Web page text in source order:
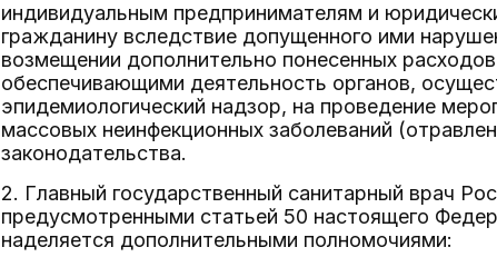
индивидуальным предпринимателям и
гражданину вследствие допущенного ими
возмещении дополнительно понесенных
обеспечивающими деятельность органов,
эпидемиологический надзор, на проведение
массовых неинфекционных заболеваний
законодательства.
2. Главный государственный санитарный врач
предусмотренными статьей 50 настоящего
наделяется дополнительными полномочиями: